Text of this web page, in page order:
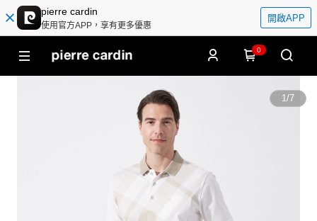
pierre cardin
使用官方APP，享有更多優惠
開啟APP
0
1/7